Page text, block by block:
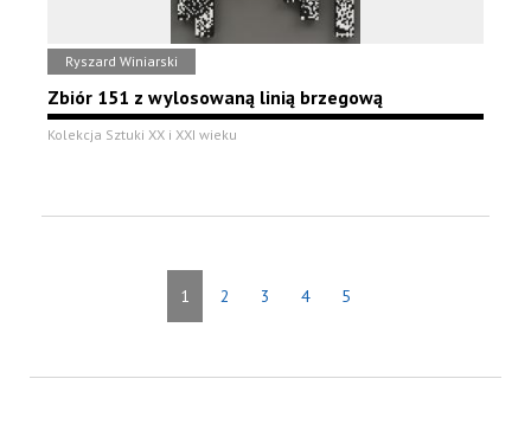
Ryszard Winiarski
Zbiór 151 z wylosowaną linią brzegową
Kolekcja Sztuki XX i XXI wieku
1 2 3 4 5